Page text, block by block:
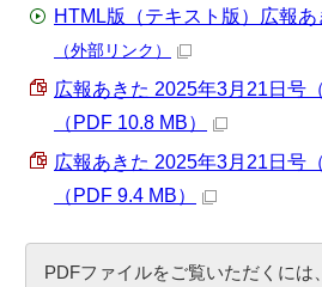
HTML版（テキスト版）広報あ
（外部リンク）
広報あきた 2025年3月21日号
（PDF 10.8 MB）
広報あきた 2025年3月21日号
（PDF 9.4 MB）
PDFファイルをご覧いただくには